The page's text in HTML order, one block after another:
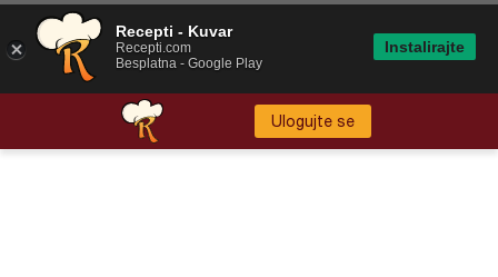
Ulogujte se
Recepti - Kuvar
Recepti.com
Besplatna - Google Play
Instalirajte